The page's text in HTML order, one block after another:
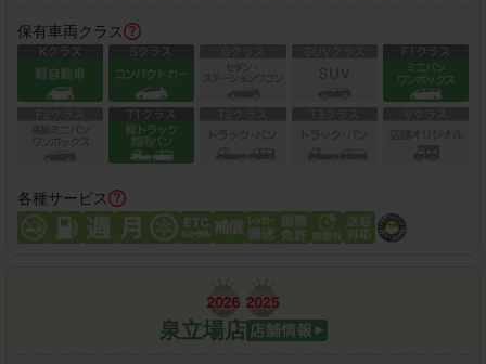
保有車両クラス
各種サービス
泉立場店